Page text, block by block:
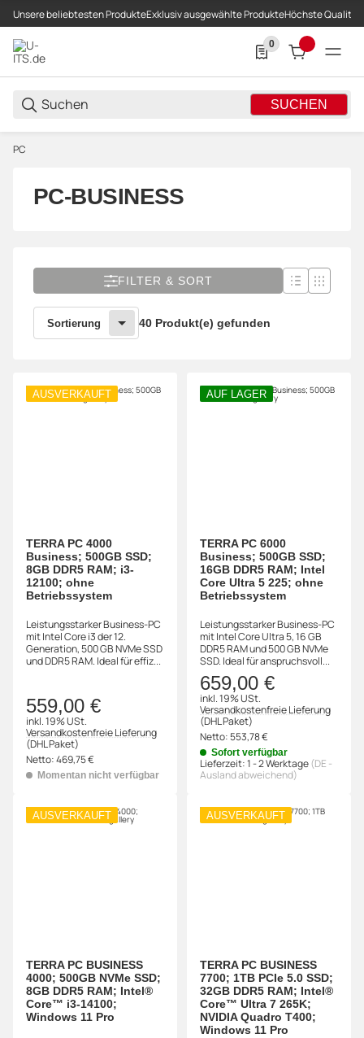
Unsere beliebtesten ProdukteExklusiv ausgewählte ProdukteHöchste Qualität
SUCHEN
0
0 Produkte in der
PC
PC-BUSINESS
FILTER & SORT
Sortierung 40 Produkt(e) gefunden
AUSVERKAUFT
TERRA PC 4000
Business; 500GB SSD;
8GB DDR5 RAM; i3-
12100; ohne
Betriebssystem
Leistungsstarker Business-PC
mit Intel Core i3 der 12.
Generation, 500 GB NVMe SSD
und DDR5 RAM. Ideal für effiz...
559,00 €
inkl. 19% USt.
Versandkostenfreie Lieferung
(DHL Paket)
Netto:469,75 €
Momentan nicht verfügbar
AUF LAGER
TERRA PC 6000
Business; 500GB SSD;
16GB DDR5 RAM; Intel
Core Ultra 5 225; ohne
Betriebssystem
Leistungsstarker Business-PC
mit Intel Core Ultra 5, 16 GB
DDR5 RAM und 500 GB NVMe
SSD. Ideal für anspruchsvoll...
659,00 €
inkl. 19% USt.
Versandkostenfreie Lieferung
(DHL Paket)
Netto:553,78 €
Sofort verfügbar
Lieferzeit:1 - 2 Werktage(DE -
Ausland abweichend)
AUSVERKAUFT
TERRA PC BUSINESS
4000; 500GB NVMe SSD;
8GB DDR5 RAM; Intel®
Core™ i3-14100;
Windows 11 Pro
AUSVERKAUFT
TERRA PC BUSINESS
7700; 1TB PCIe 5.0 SSD;
32GB DDR5 RAM; Intel®
Core™ Ultra 7 265K;
NVIDIA Quadro T400;
Windows 11 Pro